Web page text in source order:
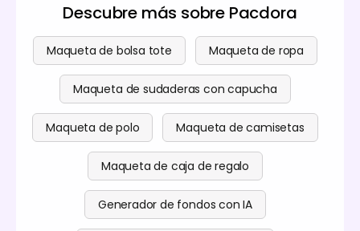
Descubre más sobre Pacdora
Maqueta de bolsa tote Maqueta de ropa
Maqueta de sudaderas con capucha
Maqueta de polo Maqueta de camisetas
Maqueta de caja de regalo
Generador de fondos con IA